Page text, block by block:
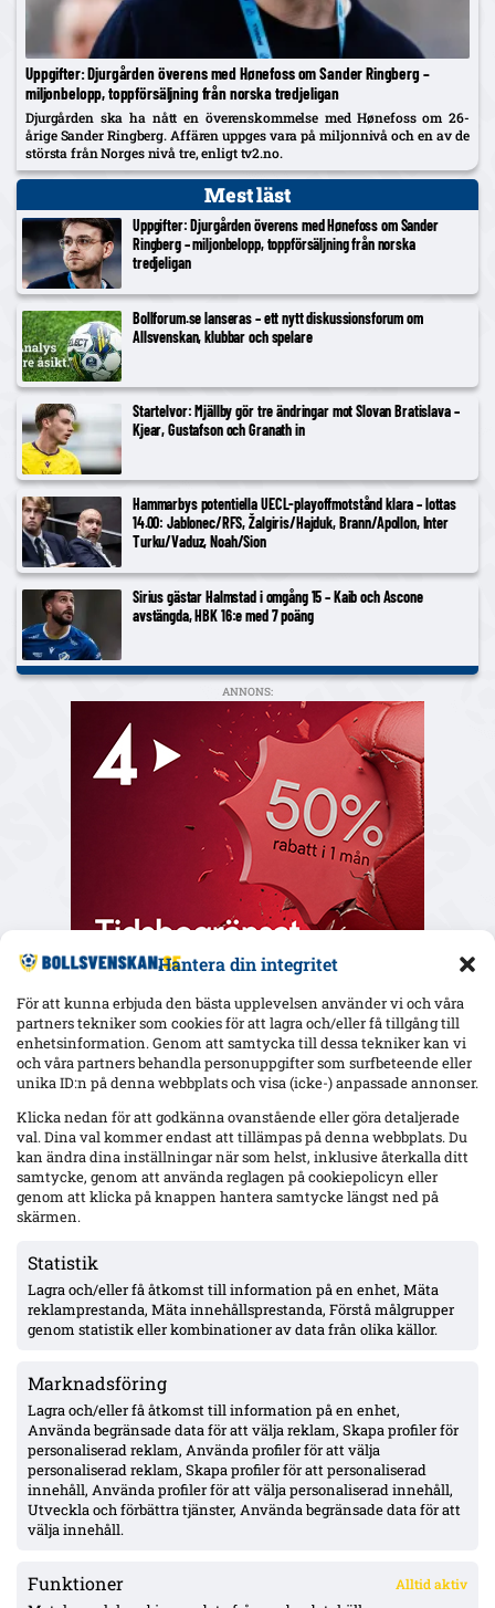
Hantera din integritet
För att kunna erbjuda den bästa upplevelsen använder vi och våra
partners tekniker som cookies för att lagra och/eller få tillgång till
enhetsinformation. Genom att samtycka till dessa tekniker kan vi
och våra partners behandla personuppgifter som surfbeteende eller
unika ID:n på denna webbplats och visa (icke-) anpassade annonser.
Klicka nedan för att godkänna ovanstående eller göra detaljerade
val. Dina val kommer endast att tillämpas på denna webbplats. Du
kan ändra dina inställningar när som helst, inklusive återkalla ditt
samtycke, genom att använda reglagen på cookiepolicyn eller
genom att klicka på knappen hantera samtycke längst ned på
skärmen.
Statistik
Lagra och/eller få åtkomst till information på en enhet, Mäta
reklamprestanda, Mäta innehållsprestanda, Förstå målgrupper
genom statistik eller kombinationer av data från olika källor.
Marknadsföring
Lagra och/eller få åtkomst till information på en enhet,
Använda begränsade data för att välja reklam, Skapa profiler för
personaliserad reklam, Använda profiler för att välja
personaliserad reklam, Skapa profiler för att personaliserad
innehåll, Använda profiler för att välja personaliserad innehåll,
Utveckla och förbättra tjänster, Använda begränsade data för att
välja innehåll.
Funktioner Alltid aktiv
Uppgifter: Djurgården överens med Hønefoss om Sander Ringberg –
miljonbelopp, toppförsäljning från norska tredjeligan
Djurgården ska ha nått en överenskommelse med Hønefoss om 26-
årige Sander Ringberg. Affären uppges vara på miljonnivå och en av de
största från Norges nivå tre, enligt tv2.no.
Mest läst
Uppgifter: Djurgården överens med Hønefoss om Sander
Ringberg – miljonbelopp, toppförsäljning från norska
tredjeligan
Bollforum.se lanseras – ett nytt diskussionsforum om
Allsvenskan, klubbar och spelare
Startelvor: Mjällby gör tre ändringar mot Slovan Bratislava –
Kjear, Gustafson och Granath in
Hammarbys potentiella UECL-playoffmotstånd klara – lottas
14.00: Jablonec/RFS, Žalgiris/Hajduk, Brann/Apollon, Inter
Turku/Vaduz, Noah/Sion
Sirius gästar Halmstad i omgång 15 – Kaib och Ascone
avstängda, HBK 16:e med 7 poäng
ANNONS:
Senaste
nästa vecka
Wernbloom jämför IFK Göteborgs 16-årige Oliver Månsson med
Uppgifter: Djurgården överens med Hønefoss om Sander
Ringberg – miljonbelopp, toppförsäljning från norska
tredjeligan
Sent ras för Mjällby: 1–2 mot Slovan Bratislava – måste vända
borta
Elliot Stroud lämnar Mjällby: flyger till England i morgon – Hull
nära, affär runt 39 Mkr
ÖVERSIKT